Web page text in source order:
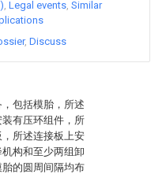
包括模胎，所述
有压环组件，所
所述连接板上安
构和至少两组卸
的圆周间隔均布
Legal events Similar
Discuss